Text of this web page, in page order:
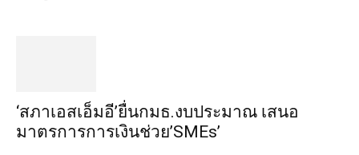
‘สภาเอสเอ็มอี’ยื่นกมธ.งบประมาณ เสนอ
มาตรการการเงินช่วย’SMEs’